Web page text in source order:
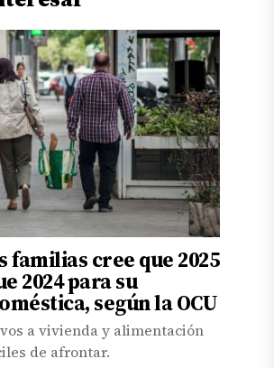
familias cree que 2025
2024 para su
según la OCU
a vivienda y alimentación
de afrontar.